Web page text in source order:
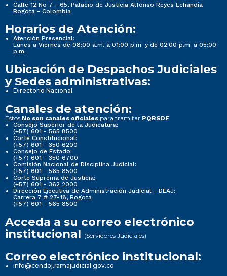
Calle 12 No 7 - 65, Palacio de Justicia Alfonso Reyes Echandía
Bogotá - Colombia
Horarios de Atención:
Atención Presencial:
Lunes a Viernes de 08:00 a.m. a 01:00 p.m. y de 02:00 p.m. a 05:00
p.m.
Ubicación de Despachos Judiciales
y Sedes administrativas:
Directorio Nacional
Canales de atención:
Estos No son canales oficiales para tramitar PQRSDF
Consejo Superior de la Judicatura:
(+57) 601 - 565 8500
Corte Constitucional:
(+57) 601 - 350 6200
Consejo de Estado:
(+57) 601 - 350 6700
Comisión Nacional de Disciplina Judicial:
(+57) 601 - 565 8500
Corte Suprema de Justicia:
(+57) 601 - 362 2000
Dirección Ejecutiva de Administración Judicial - DEAJ:
Carrera 7 # 27-18, Bogotá
(+57) 601 - 565 8500
Acceda a su correo electrónico
institucional (Servidores Judiciales)
Correo electrónico institucional:
info@cendoj.ramajudicial.gov.co